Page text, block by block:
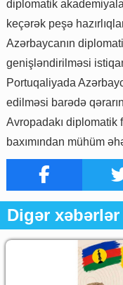
diplomatik
keçərək peşə
Azərbaycanın
genişləndirilməsi
Portuqaliyada
edilməsi barədə
Avropadakı
baxımından mühüm
Digər xəbərlər